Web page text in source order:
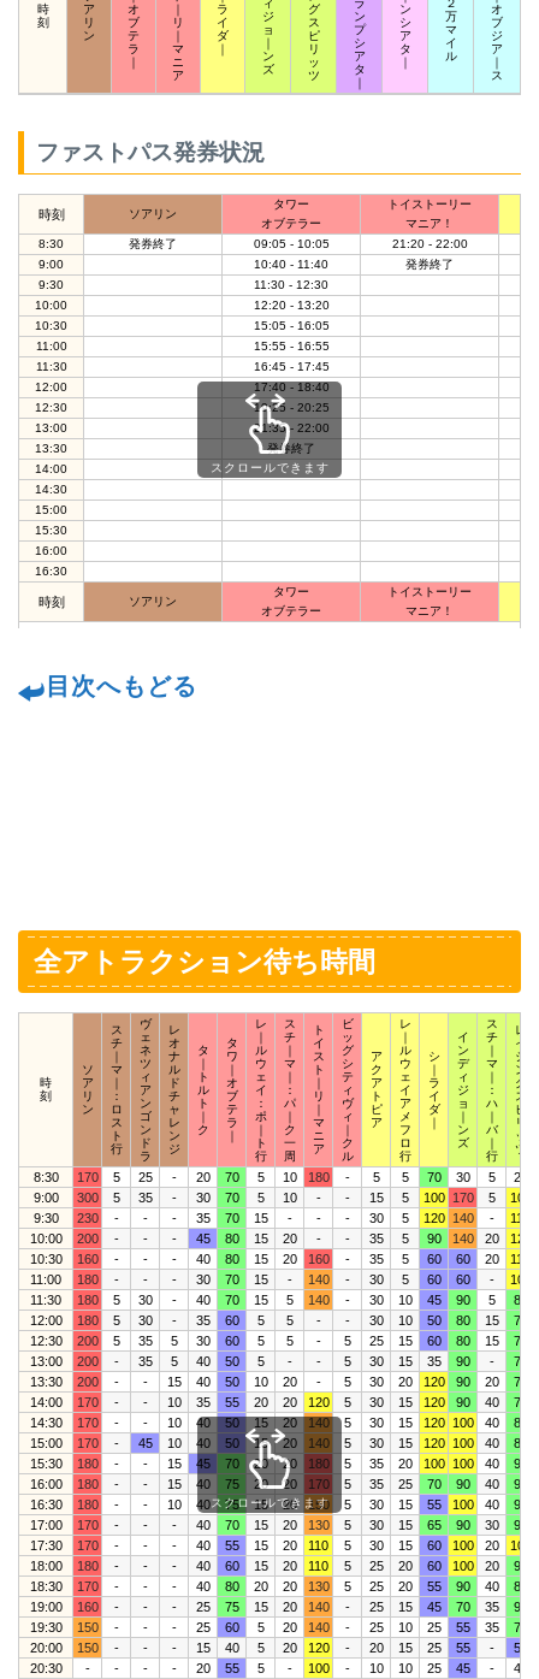
時
刻
ア
リ
ン
オ
ブ
テ
ラ
｜
｜
リ
｜
マ
ニ
ア
ラ
イ
ダ
｜
ィ
ジ
ョ
｜
ン
ズ
グ
ス
ピ
リ
ッ
ツ
ラ
ン
プ
シ
ア
タ
｜
ン
シ
ア
タ
｜
２
万
マ
イ
ル
オ
ブ
ジ
ア
｜
ス
ファストパス発券状況
時刻 ソアリン
タワー
オブテラー
トイストーリー
マニア！
8:30
発券終了 09:05 - 10:05 21:20 - 22:00
9:00
10:40 - 11:40 発券終了
9:30
11:30 - 12:30
10:00
12:20 - 13:20
10:30
15:05 - 16:05
11:00
15:55 - 16:55
11:30
16:45 - 17:45
12:00
17:40 - 18:40
12:30
19:25 - 20:25
13:00
21:35 - 22:00
13:30
発券終了
14:00
14:30
15:00
15:30
16:00
16:30
時刻 ソアリン
タワー
オブテラー
トイストーリー
マニア！
スクロールできます
目次へもどる
全アトラクション待ち時間
時
刻
ソ
ア
リ
ン
ス
チ
｜
マ
｜
：
ロ
ス
ト
行
ヴ
ェ
ネ
ツ
ィ
ア
ン
ゴ
ン
ド
ラ
レ
オ
ナ
ル
ド
チ
ャ
レ
ン
ジ
タ
｜
ト
ル
ト
｜
ク
タ
ワ
｜
オ
ブ
テ
ラ
｜
レ
｜
ル
ウ
ェ
イ
：
ポ
｜
ト
行
ス
チ
｜
マ
｜
：
パ
｜
ク
一
周
ト
イ
ス
ト
｜
リ
｜
マ
ニ
ア
ビ
ッ
グ
シ
テ
ィ
ヴ
ィ
｜
ク
ル
ア
ク
ア
ト
ピ
ア
レ
｜
ル
ウ
ェ
イ
ア
メ
フ
ロ
行
シ
｜
ラ
イ
ダ
｜
イ
ン
デ
ィ
ジ
ョ
｜
ン
ズ
ス
チ
｜
マ
｜
：
ハ
｜
バ
｜
行
レ
イ
ジ
ン
グ
ス
ピ
リ
ッ
ツ
8:30 170 5 25 - 20 70 5 10 180 - 5 5 70 30 5
25
9:00
300 5 35 - 30 70 5 10 - - 15 5 100 170 5
100
9:30
230 - - - 35 70 15 - - - 30 5 120 140 -
110
10:00
200 - - - 45 80 15 20 - - 35 5 90 140 20
120
10:30
160 - - - 40 80 15 20 160 - 35 5 60 60 20
110
11:00
180 - - - 30 70 15 - 140 - 30 5 60 60 -
100
11:30
180 5 30 - 40 70 15 5 140 - 30 10 45 90 5
80
12:00
180 5 30 - 35 60 5 5 - - 30 10 50 80 15
70
12:30
200 5 35 5 30 60 5 5 - 5 25 15 60 80 15
70
13:00
200 - 35 5 40 50 5 - - 5 30 15 35 90 -
70
13:30
200 - - 15 40 50 10 20 - 5 30 20 120 90 20
70
14:00
170 - - 10 35 55 20 20 120 5 30 15 120 90 40
70
14:30
170 - - 10 40 50 15 20 140 5 30 15 120 100 40
80
15:00
170 - 45 10 40 50 15 20 140 5 30 15 120 100 40
80
15:30
180 - - 15 45 70 20 20 180 5 35 20 100 100 40
90
16:00
180 - - 15 40 75 20 20 170 5 35 25 70 90 40
90
16:30
180 - - 10 40 75 15 20 150 5 30 15 55 100 40
90
17:00
170 - - - 40 70 15 20 130 5 30 15 65 90 30
90
17:30
170 - - - 40 55 15 20 110 5 30 15 60 100 20
100
18:00
180 - - - 40 60 15 20 110 5 25 20 60 100 20
90
18:30
170 - - - 40 80 20 20 130 5 25 20 55 90 40
80
19:00
160 - - - 25 75 15 20 140 - 25 15 45 70 35
90
19:30
150 - - - 25 60 5 20 140 - 25 10 25 55 35
70
20:00
150 - - - 15 40 5 20 120 - 20 15 25 55 -
50
20:30
- - - - 20 55 5 - 100 - 10 10 25 45 -
40
スクロールできます